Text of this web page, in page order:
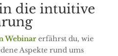
die intuitive
Webinar erfährst du, wie
Aspekte rund ums